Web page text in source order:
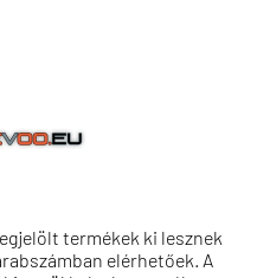
termékek ki lesznek
elérhetőek. A